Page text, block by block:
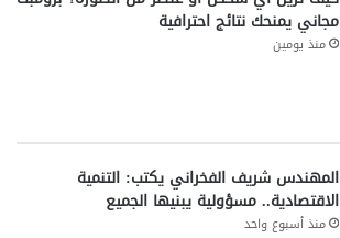
مجاني يمنحك نتائج احترافية
منذ يومين
المهندس شريف الفخراني يكتب: التنمية
الاقتصادية.. مسؤولية يبنيها الجميع
منذ أسبوع واحد